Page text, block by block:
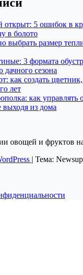
открыт: 5 ошибок в
в болото
выбрать размер
3 формата
дачного сезона
как создать
лет
как управлять
выходя из дома
овощей и фруктов
| Тема: